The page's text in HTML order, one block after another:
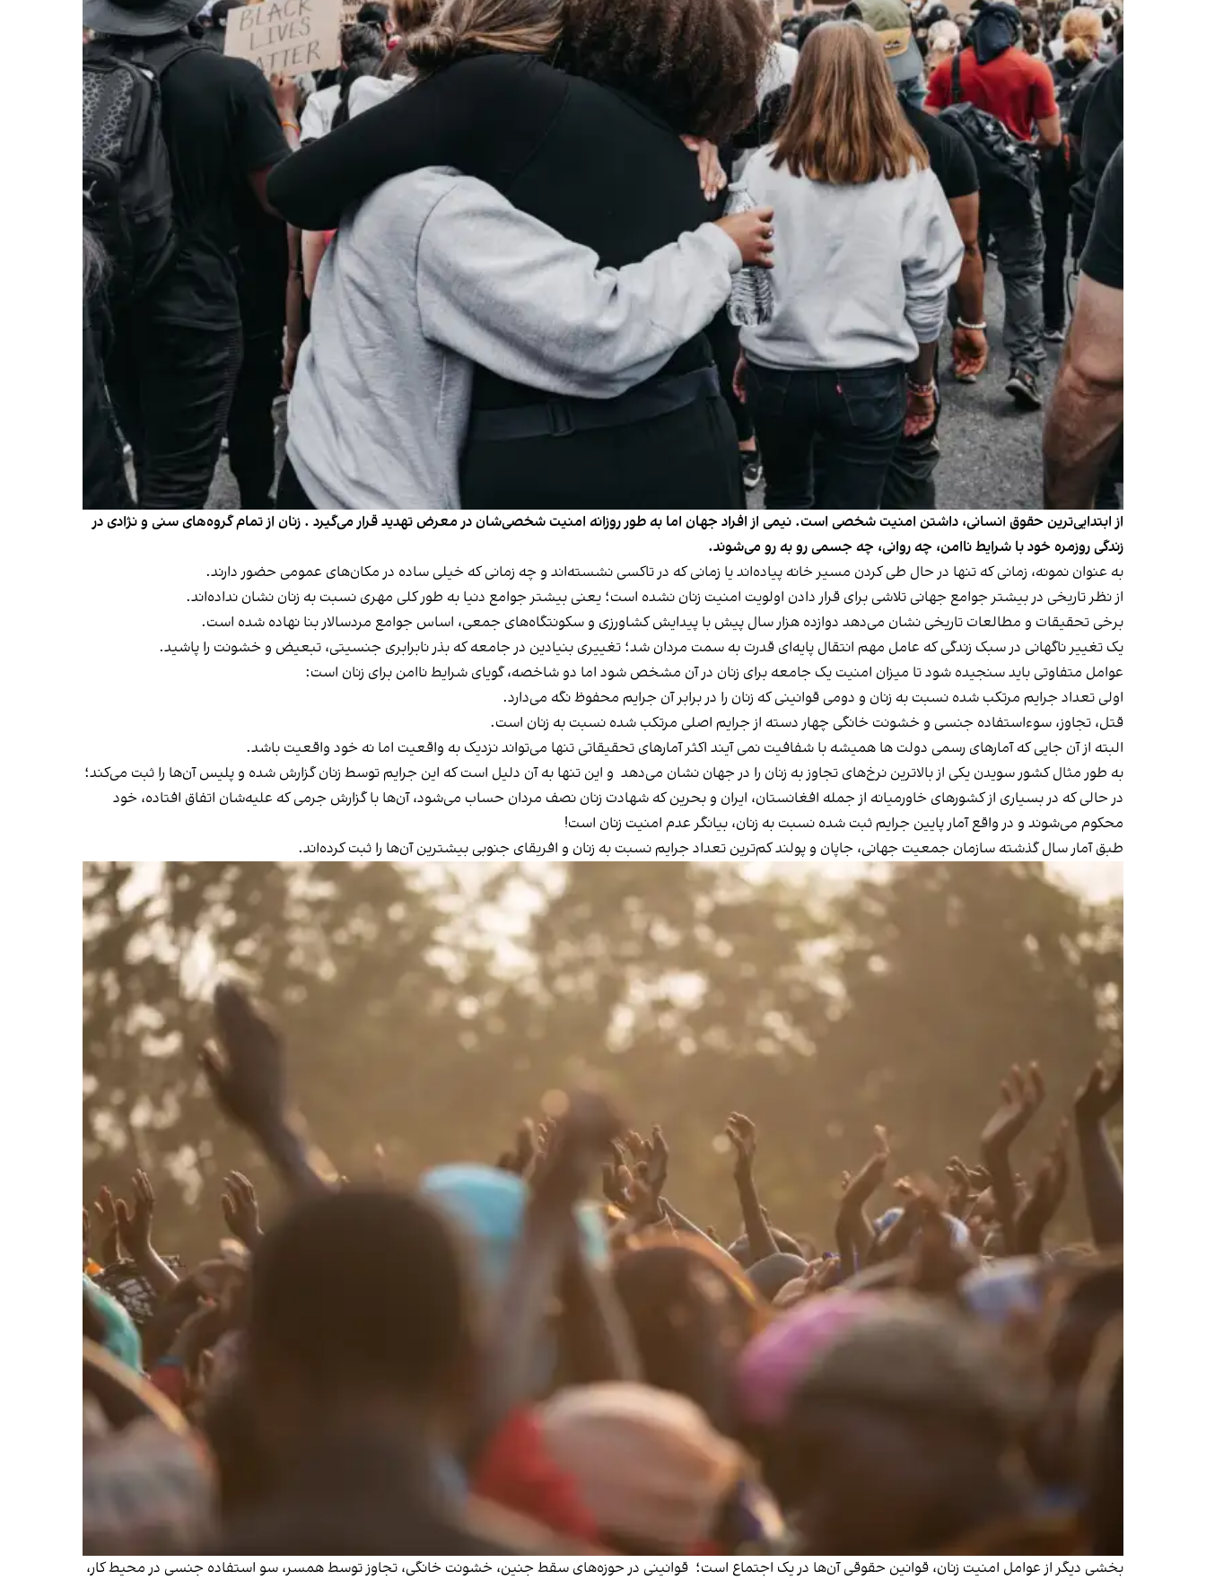
از ابتدایی‌ترین حقوق انسانی، داشتن امنیت شخصی است. نیمی از افراد جهان اما به طور روزانه امنیت شخصی‌شان در معرض تهدید قرار می‌گیرد . زنان از تمام گروه‌های سنی و نژادی در
زندگی روزمره خود با شرایط ناامن، چه روانی، چه جسمی رو به رو می‌شوند.
به عنوان نمونه، زمانی که تنها در حال طی کردن مسیر خانه پیاده‌اند یا زمانی که در تاکسی نشسته‌اند و چه زمانی که خیلی ساده در مکان‌های عمومی حضور دارند.
از نظر تاریخی در بیشتر جوامع جهانی تلاشی برای قرار دادن اولویت امنیت زنان نشده است؛ یعنی بیشتر جوامع دنیا به طور کلی مهری نسبت به زنان نشان نداده‌اند.
برخی تحقیقات و مطالعات تاریخی نشان می‌دهد دوازده هزار سال پیش با پیدایش کشاورزی و سکونتگاه‌های جمعی، اساس جوامع مردسالار بنا نهاده شده است.
یک تغییر ناگهانی در سبک زندگی که عامل مهم انتقال پایه‌ای قدرت به سمت مردان شد؛ تغییری بنیادین در جامعه که بذر نابرابری جنسیتی، تبعیض و خشونت را پاشید.
عوامل متفاوتی باید سنجیده شود تا میزان امنیت یک جامعه برای زنان در آن مشخص شود اما دو شاخصه، گویای شرایط ناامن برای زنان است:
اولی تعداد جرایم مرتکب شده نسبت به زنان و دومی قوانینی که زنان را در برابر آن جرایم محفوظ نگه می‌دارد.
قتل، تجاوز، سوءاستفاده جنسی و خشونت خانگی چهار دسته از جرایم اصلی مرتکب شده نسبت به زنان است.
البته از آن جایی که آمارهای رسمی دولت ها همیشه با شفافیت نمی آیند اکثر آمارهای تحقیقاتی تنها می‌تواند نزدیک به واقعیت اما نه خود واقعیت باشد.
به طور مثال کشور سویدن یکی از بالاترین نرخ‌های تجاوز به زنان را در جهان نشان می‌دهد و این تنها به آن دلیل است که این جرايم توسط زنان گزارش شده و پلیس آن‌ها را ثبت می‌کند؛
در حالی که در بسیاری از کشورهای خاورمیانه از جمله افغانستان، ایران و بحرین که شهادت زنان نصف مردان حساب می‌شود، آن‌ها با گزارش جرمی که علیه‌شان اتفاق افتاده، خود
محکوم می‌شوند و در واقع آمار پایین جرایم ثبت شده نسبت به زنان، بیانگر عدم امنیت زنان است!
طبق آمار سال گذشته سازمان جمعیت جهانی، جاپان و پولند کم‌ترین تعداد جرايم نسبت به زنان و افریقای جنوبی بیشترین آن‌ها را ثبت کرده‌اند.
بخشی دیگر از عوامل امنیت زنان، قوانین حقوقی آن‌ها در یک اجتماع است؛ قوانینی در حوزه‌های سقط جنین، خشونت خانگی، تجاوز توسط همسر، سو استفاده جنسی در محیط کار،